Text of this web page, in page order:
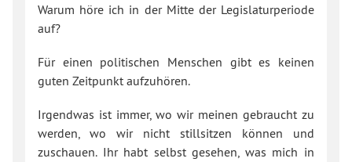
Warum höre ich in der Mitte der Legislaturperiode
auf?
Für einen politischen Menschen gibt es keinen
guten Zeitpunkt aufzuhören.
Irgendwas ist immer, wo wir meinen gebraucht zu
werden, wo wir nicht stillsitzen können und
zuschauen. Ihr habt selbst gesehen, was mich in